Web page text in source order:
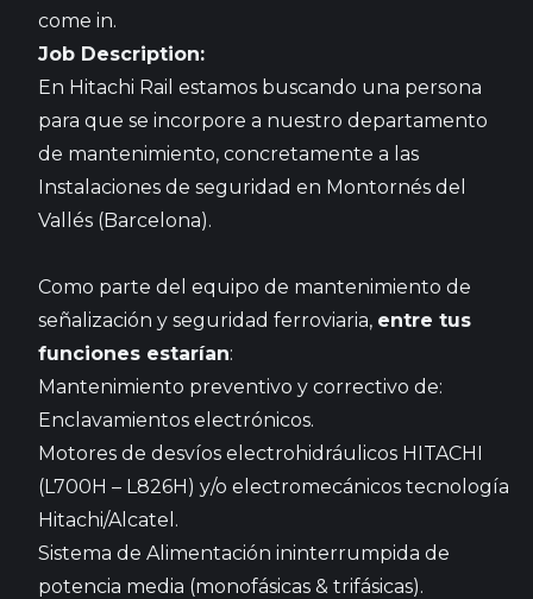
come in.
Job Description:
En Hitachi Rail estamos buscando una persona
para que se incorpore a nuestro departamento
de mantenimiento, concretamente a las
Instalaciones de seguridad en Montornés del
Vallés (Barcelona).
Como parte del equipo de mantenimiento de
señalización y seguridad ferroviaria, entre tus
funciones estarían:
Mantenimiento preventivo y correctivo de:
Enclavamientos electrónicos.
Motores de desvíos electrohidráulicos HITACHI
(L700H – L826H) y/o electromecánicos tecnología
Hitachi/Alcatel.
Sistema de Alimentación ininterrumpida de
potencia media (monofásicas & trifásicas).